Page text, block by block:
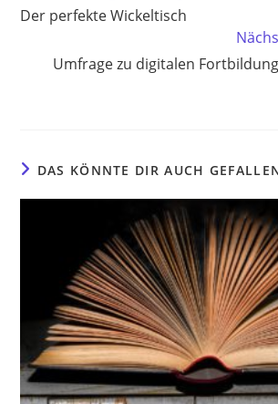
ansehen
Der perfekte Wickeltisch
Umfrage zu digitalen
DAS KÖNNTE DIR AUCH